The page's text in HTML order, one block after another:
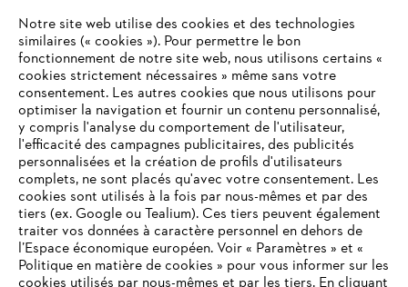
#STIHL
L'Entreprise
STIHL FAQ
Notre site web utilise des cookies et des technologies
similaires (« cookies »). Pour permettre le bon
fonctionnement de notre site web, nous utilisons certains «
cookies strictement nécessaires » même sans votre
consentement. Les autres cookies que nous utilisons pour
optimiser la navigation et fournir un contenu personnalisé,
y compris l'analyse du comportement de l'utilisateur,
l'efficacité des campagnes publicitaires, des publicités
personnalisées et la création de profils d'utilisateurs
complets, ne sont placés qu'avec votre consentement. Les
cookies sont utilisés à la fois par nous-mêmes et par des
tiers (ex. Google ou Tealium). Ces tiers peuvent également
traiter vos données à caractère personnel en dehors de
l’Espace économique européen. Voir « Paramètres » et «
Politique en matière de cookies » pour vous informer sur les